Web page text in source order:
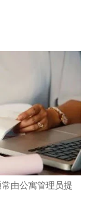
由公寓管理员提